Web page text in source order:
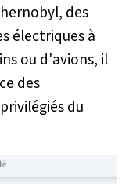
des
électriques à
ou d'avions, il
des
du